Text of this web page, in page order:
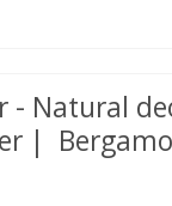
- Natural
|